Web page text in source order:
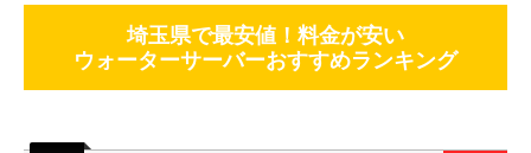
埼玉県で最安値！料金が安い
ウォーターサーバーおすすめランキング